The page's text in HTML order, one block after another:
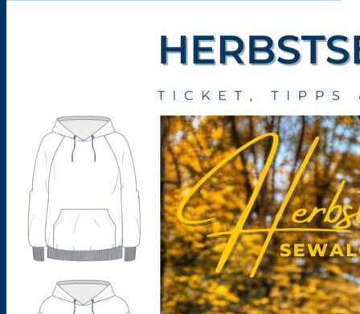
nach:
Entstehung eines Schnittmusters/eBooks
eBook oder Papierschnittmuster
Händlerinformationen
SewAlong
Kooperationen
Über uns
Blog
Lookbooks
Freebooks
FAQ’s
Newsletter